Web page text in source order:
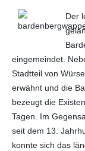
Der
eingemeindet.
Stadtteil von
erwähnt und die
bezeugt die
Tagen. Im
seit dem 13.
konnte sich das